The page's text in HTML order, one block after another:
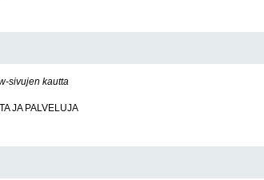
sivujen kautta
JA PALVELUJA